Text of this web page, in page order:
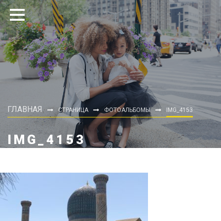
ГЛАВНАЯ СТРАНИЦА ФОТОАЛЬБОМЫ IMG_4153
IMG_4153